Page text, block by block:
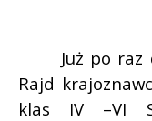
Już po raz
Rajd
klas IV –VI